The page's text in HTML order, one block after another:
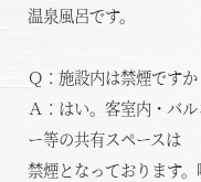
温泉風呂です。
Ｑ：施設内は禁煙ですか
Ａ：はい。客室内・バ
ー等の共有スペースは
禁煙となっております